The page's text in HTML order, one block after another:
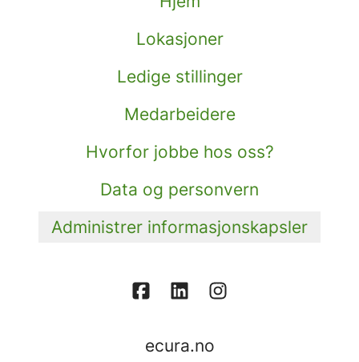
Lokasjoner
Ledige stillinger
Medarbeidere
Hvorfor jobbe hos oss?
Data og personvern
Administrer informasjonskapsler
ecura.no